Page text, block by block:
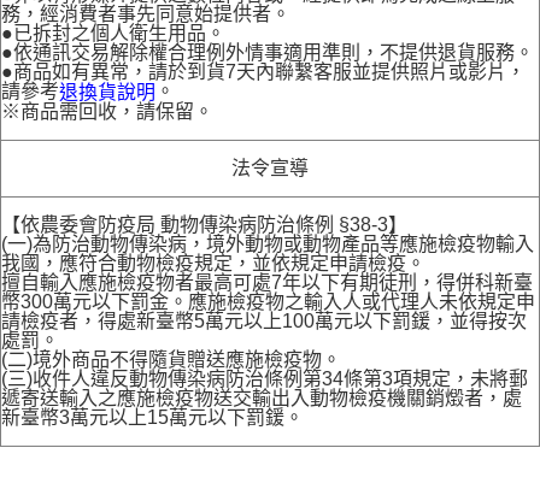
務，經消費者事先同意始提供者。
●已拆封之個人衛生用品。
●依通訊交易解除權合理例外情事適用準則，不提供退貨服務。
●商品如有異常，請於到貨7天內聯繫客服並提供照片或影片，
請參考退換貨說明 。
※商品需回收，請保留。
法令宣導
【依農委會防疫局 動物傳染病防治條例 §38-3】
(一)為防治動物傳染病，境外動物或動物產品等應施檢疫物輸入
我國，應符合動物檢疫規定，並依規定申請檢疫。
擅自輸入應施檢疫物者最高可處7年以下有期徒刑，得併科新臺
幣300萬元以下罰金。應施檢疫物之輸入人或代理人未依規定申
請檢疫者，得處新臺幣5萬元以上100萬元以下罰鍰，並得按次
處罰。
(二)境外商品不得隨貨贈送應施檢疫物。
(三)收件人違反動物傳染病防治條例第34條第3項規定，未將郵
遞寄送輸入之應施檢疫物送交輸出入動物檢疫機關銷燬者，處
新臺幣3萬元以上15萬元以下罰鍰。